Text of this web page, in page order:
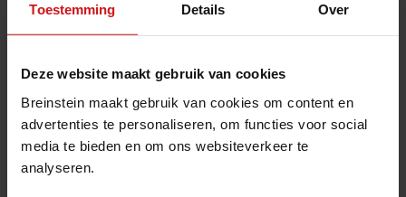
Toestemming Details Over
Deze website maakt gebruik van cookies
Breinstein maakt gebruik van cookies om content en
advertenties te personaliseren, om functies voor social
media te bieden en om ons websiteverkeer te
analyseren.